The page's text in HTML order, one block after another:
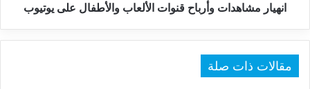
انهيار مشاهدات وأرباح قنوات الألعاب والأطفال على يوتيوب
مقالات ذات صلة